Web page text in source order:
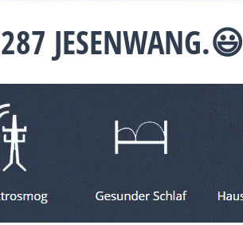
JESENWANG.😃